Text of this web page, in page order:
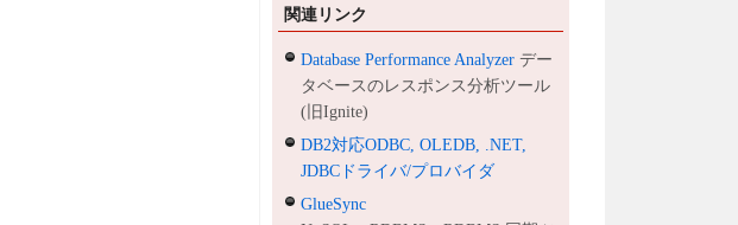
関連リンク
Database Performance Analyzer デー
タベースのレスポンス分析ツール
(旧Ignite)
DB2対応ODBC, OLEDB, .NET,
JDBCドライバ/プロバイダ
GlueSync